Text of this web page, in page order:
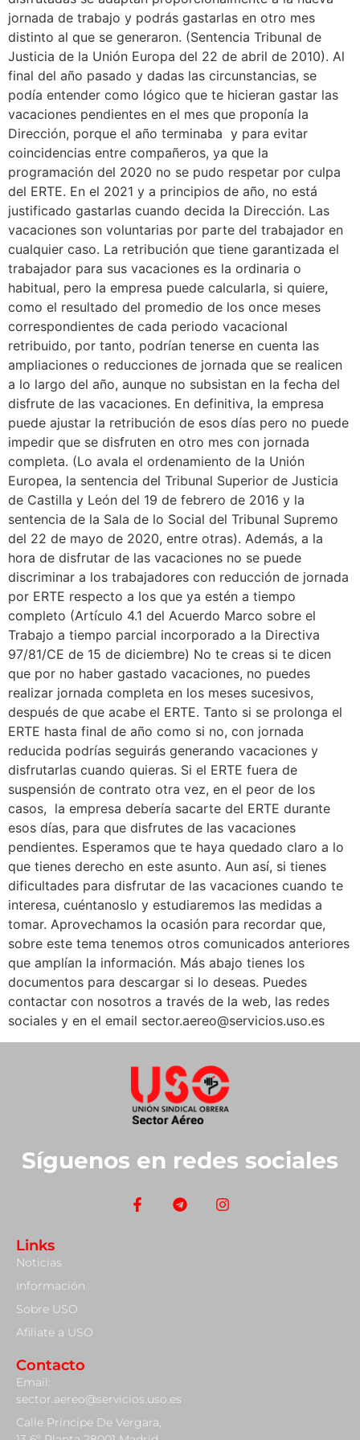
jornada de trabajo y podrás gastarlas en otro mes
distinto al que se generaron. (Sentencia Tribunal de
Justicia de la Unión Europa del 22 de abril de 2010). Al
final del año pasado y dadas las circunstancias, se
podía entender como lógico que te hicieran gastar las
vacaciones pendientes en el mes que proponía la
Dirección, porque el año terminaba y para evitar
coincidencias entre compañeros, ya que la
programación del 2020 no se pudo respetar por culpa
del ERTE. En el 2021 y a principios de año, no está
justificado gastarlas cuando decida la Dirección. Las
vacaciones son voluntarias por parte del trabajador en
cualquier caso. La retribución que tiene garantizada el
trabajador para sus vacaciones es la ordinaria o
habitual, pero la empresa puede calcularla, si quiere,
como el resultado del promedio de los once meses
correspondientes de cada periodo vacacional
retribuido, por tanto, podrían tenerse en cuenta las
ampliaciones o reducciones de jornada que se realicen
a lo largo del año, aunque no subsistan en la fecha del
disfrute de las vacaciones. En definitiva, la empresa
puede ajustar la retribución de esos días pero no puede
impedir que se disfruten en otro mes con jornada
completa. (Lo avala el ordenamiento de la Unión
Europea, la sentencia del Tribunal Superior de Justicia
de Castilla y León del 19 de febrero de 2016 y la
sentencia de la Sala de lo Social del Tribunal Supremo
del 22 de mayo de 2020, entre otras). Además, a la
hora de disfrutar de las vacaciones no se puede
discriminar a los trabajadores con reducción de jornada
por ERTE respecto a los que ya estén a tiempo
completo (Artículo 4.1 del Acuerdo Marco sobre el
Trabajo a tiempo parcial incorporado a la Directiva
97/81/CE de 15 de diciembre) No te creas si te dicen
que por no haber gastado vacaciones, no puedes
realizar jornada completa en los meses sucesivos,
después de que acabe el ERTE. Tanto si se prolonga el
ERTE hasta final de año como si no, con jornada
reducida podrías seguirás generando vacaciones y
disfrutarlas cuando quieras. Si el ERTE fuera de
suspensión de contrato otra vez, en el peor de los
casos, la empresa debería sacarte del ERTE durante
esos días, para que disfrutes de las vacaciones
pendientes. Esperamos que te haya quedado claro a lo
que tienes derecho en este asunto. Aun así, si tienes
dificultades para disfrutar de las vacaciones cuando te
interesa, cuéntanoslo y estudiaremos las medidas a
tomar. Aprovechamos la ocasión para recordar que,
sobre este tema tenemos otros comunicados anteriores
que amplían la información. Más abajo tienes los
documentos para descargar si lo deseas. Puedes
contactar con nosotros a través de la web, las redes
sociales y en el email sector.aereo@servicios.uso.es
Síguenos en redes sociales
Links
Noticias
Información
Sobre USO
Afiliate a USO
Contacto
Email:
sector.aereo@servicios.uso.es
Calle Príncipe De Vergara,